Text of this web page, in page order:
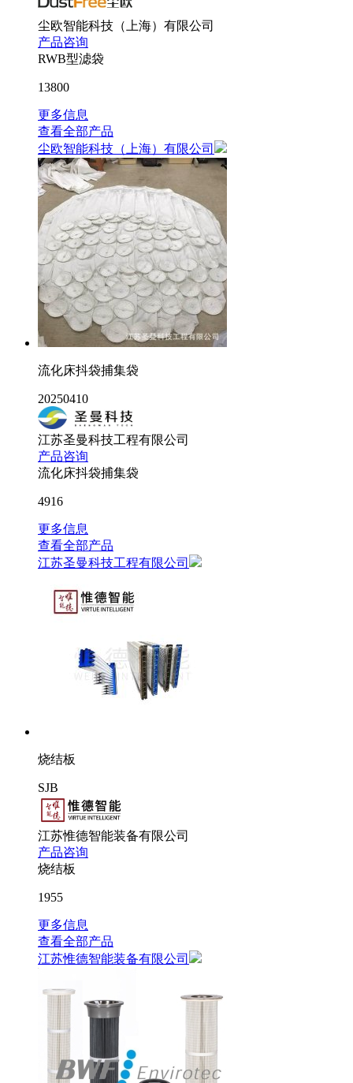
尘欧智能科技（上海）有限公司
产品咨询
RWB型滤袋
13800
更多信息
查看全部产品
尘欧智能科技（上海）有限公司
流化床抖袋捕集袋
20250410
江苏圣曼科技工程有限公司
产品咨询
流化床抖袋捕集袋
4916
更多信息
查看全部产品
江苏圣曼科技工程有限公司
烧结板
SJB
江苏惟德智能装备有限公司
产品咨询
烧结板
1955
更多信息
查看全部产品
江苏惟德智能装备有限公司